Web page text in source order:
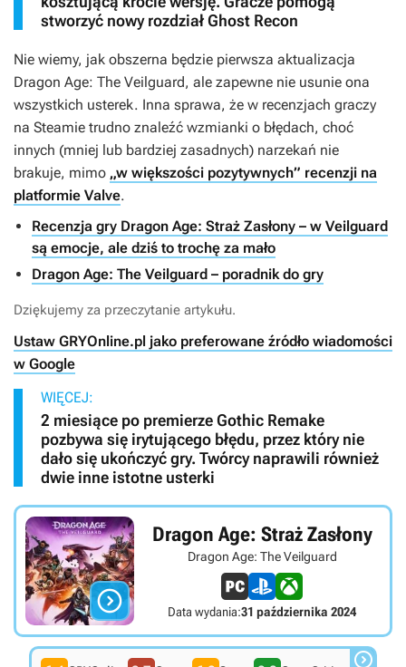
stworzyć nowy rozdział Ghost Recon
Nie wiemy, jak obszerna będzie pierwsza aktualizacja
Dragon Age: The Veilguard, ale zapewne nie usunie ona
wszystkich usterek. Inna sprawa, że w recenzjach graczy
na Steamie trudno znaleźć wzmianki o błędach, choć
innych (mniej lub bardziej zasadnych) narzekań nie
brakuje, mimo „w większości pozytywnych” recenzji na
platformie Valve.
Recenzja gry Dragon Age: Straż Zasłony – w Veilguard
są emocje, ale dziś to trochę za mało
Dragon Age: The Veilguard – poradnik do gry
Dziękujemy za przeczytanie artykułu.
Ustaw GRYOnline.pl jako preferowane źródło wiadomości
w Google
WIĘCEJ:
2 miesiące po premierze Gothic Remake
pozbywa się irytującego błędu, przez który nie
dało się ukończyć gry. Twórcy naprawili również
dwie inne istotne usterki

Dragon Age: Straż Zasłony
Dragon Age: The Veilguard
Data wydania:31 października 2024
